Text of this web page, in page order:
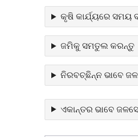
କୃଷି କାର୍ଯ୍ୟରେ ସମୟ
ଜମିକୁ ସମତୁଲ କରନ୍ତୁ
ନିରବଚ୍ଛିନ୍ନ ଭାବେ
ଏକାନ୍ତର ଭାବେ